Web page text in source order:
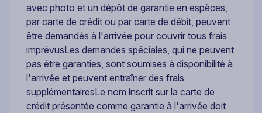
avec photo et un dépôt de garantie en espèces,
par carte de crédit ou par carte de débit, peuvent
être demandés à l'arrivée pour couvrir tous frais
imprévusLes demandes spéciales, qui ne peuvent
pas être garanties, sont soumises à disponibilité à
l'arrivée et peuvent entraîner des frais
supplémentairesLe nom inscrit sur la carte de
crédit présentée comme garantie à l'arrivée doit